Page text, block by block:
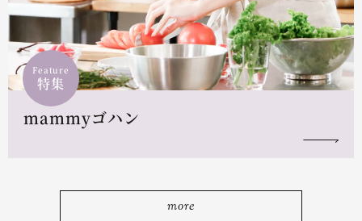
Feature
特集
mammyゴハン
more